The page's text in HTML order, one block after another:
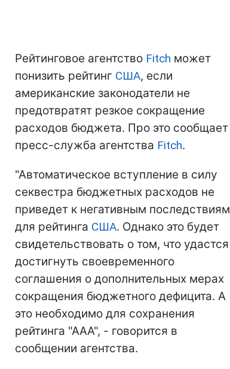
Рейтинговое агентство Fitch может
понизить рейтинг США, если
американские законодатели не
предотвратят резкое сокращение
расходов бюджета. Про это сообщает
пресс-служба агентства Fitch.
"Автоматическое вступление в силу
секвестра бюджетных расходов не
приведет к негативным последствиям
для рейтинга США. Однако это будет
свидетельствовать о том, что удастся
достигнуть своевременного
соглашения о дополнительных мерах
сокращения бюджетного дефицита. А
это необходимо для сохранения
рейтинга "ААА", - говорится в
сообщении агентства.